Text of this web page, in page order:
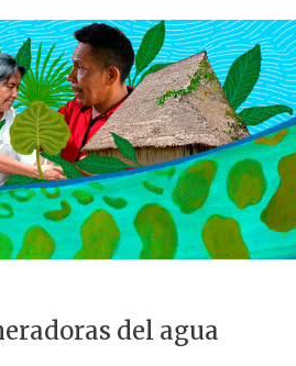
del agua